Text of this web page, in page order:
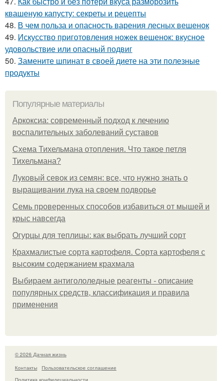
квашеную капусту: секреты и рецепты
48. В чем польза и опасность варения лесных вешенок
49. Искусство приготовления ножек вешенок: вкусное
удовольствие или опасный подвиг
50. Замените шпинат в своей диете на эти полезные
продукты
Популярные материалы
Аркоксиа: современный подход к лечению
воспалительных заболеваний суставов
Схема Тихельмана отопления. Что такое петля
Тихельмана?
Луковый севок из семян: все, что нужно знать о
выращивании лука на своем подворье
Семь проверенных способов избавиться от мышей и
крыс навсегда
Огурцы для теплицы: как выбрать лучший сорт
Крахмалистые сорта картофеля. Сорта картофеля с
высоким содержанием крахмала
Выбираем антигололедные реагенты - описание
популярных средств, классификация и правила
применения
© 2026 Дачная жизнь
Контакты
Пользовательское соглашение
Политика конфидециальности